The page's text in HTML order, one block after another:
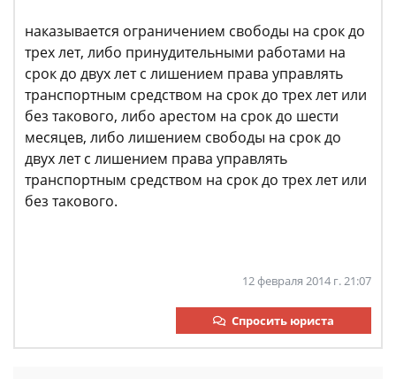
наказывается ограничением свободы на срок до
трех лет, либо принудительными работами на
срок до двух лет с лишением права управлять
транспортным средством на срок до трех лет или
без такового, либо арестом на срок до шести
месяцев, либо лишением свободы на срок до
двух лет с лишением права управлять
транспортным средством на срок до трех лет или
без такового.
12 февраля 2014 г. 21:07
Спросить юриста